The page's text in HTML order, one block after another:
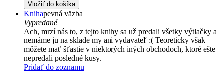
Vložiť do košíka
Knihapevná väzba
Vypredané
Ach, mrzí nás to, z tejto knihy sa už predali všetky výtlačky a
nemáme ju na sklade my ani vydavateľ :( Teoreticky však
môžete mať šťastie v niektorých iných obchodoch, ktoré ešte
nepredali posledné kusy.
Pridať do zoznamu